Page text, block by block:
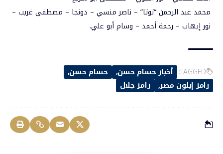
محمد عبد الرحمن“توتا” – ناصر منسي – دونجا – مصطفى غريب –
نورإيهاب – رحمةأحمد – وسامأبو علي.
TAGGED: أخبار حسام حسن
حسام حسن
رامز إيلون مصر
رامز جلال